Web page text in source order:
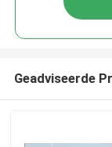
Geadviseerde